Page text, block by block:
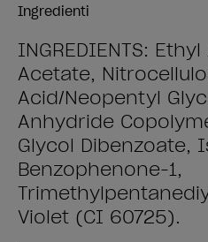
Ingredienti
INGREDIENTS:
Acetate,
Acid/Neopentyl
Anhydride
Glycol Dibenzoate,
Benzophenone-1,
Violet (CI 60725).